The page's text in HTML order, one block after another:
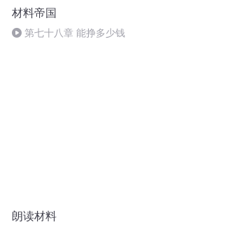
材料帝国
第七十八章 能挣多少钱
朗读材料